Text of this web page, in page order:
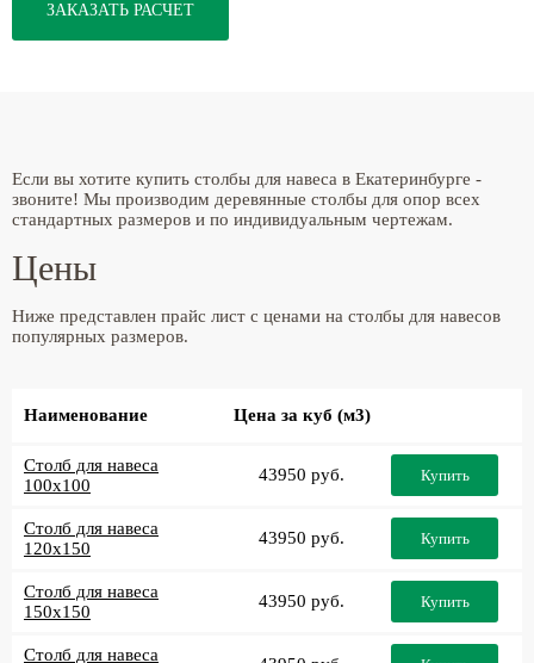
ЗАКАЗАТЬ РАСЧЕТ
Если вы хотите купить столбы для навеса в Екатеринбурге -
звоните! Мы производим деревянные столбы для опор всех
стандартных размеров и по индивидуальным чертежам.
Цены
Ниже представлен прайс лист с ценами на столбы для навесов
популярных размеров.
Наименование Цена за куб (м3)
Столб для навеса
100x100
43950 руб. Купить
Столб для навеса
120x150
43950 руб. Купить
Столб для навеса
150x150
43950 руб. Купить
Столб для навеса